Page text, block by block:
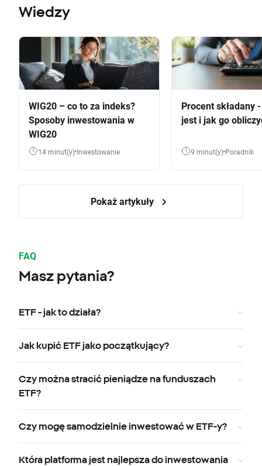
Wiedzy
WIG20 – co to za indeks?
Sposoby inwestowania w
WIG20
14 minut(y) Inwestowanie
Procent składany
jest i jak go
9 minut(y) Poradnik
Pokaż artykuły
FAQ
Masz pytania?
ETF - jak to działa?
Jak kupić ETF jako początkujący?
Czy można stracić pieniądze na funduszach
ETF?
Czy mogę samodzielnie inwestować w ETF-y?
Która platforma jest najlepsza do inwestowania